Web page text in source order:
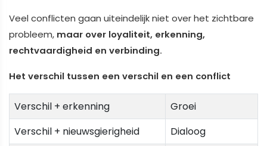
Veel conflicten gaan uiteindelijk niet over het zichtbare
probleem, maar over loyaliteit, erkenning,
rechtvaardigheid en verbinding.
Het verschil tussen een verschil en een conflict
Verschil + erkenning
Groei
Verschil + nieuwsgierigheid
Dialoog